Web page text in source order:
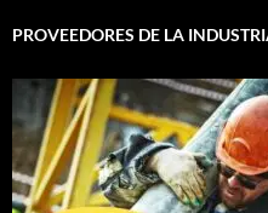
PROVEEDORES DE LA